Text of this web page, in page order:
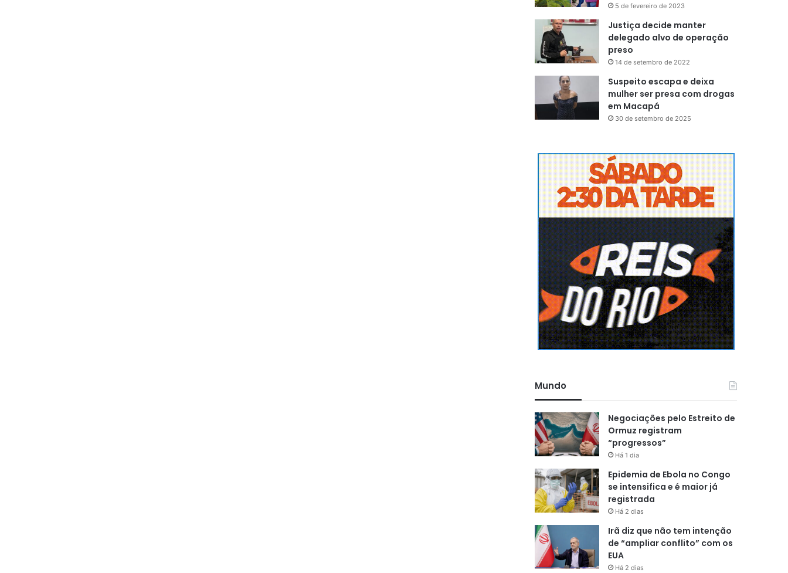
5 de fevereiro de 2023
Justiça decide manter
delegado alvo de operação
preso
14 de setembro de 2022
Suspeito escapa e deixa
mulher ser presa com drogas
em Macapá
30 de setembro de 2025
Mundo
Negociações pelo Estreito de
Ormuz registram
“progressos”
Há 1 dia
Epidemia de Ebola no Congo
se intensifica e é maior já
registrada
Há 2 dias
Irã diz que não tem intenção
de “ampliar conflito” com os
EUA
Há 2 dias